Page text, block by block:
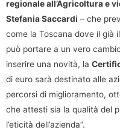
regionale all’Agricoltura e
Stefania Saccardi – che
come la Toscana dove il già il
può portare a un vero
inserire una novità, la
di euro sarà destinato alle
percorsi di miglioramento,
che attesti sia la qualità del
l’eticità dell’azienda”.